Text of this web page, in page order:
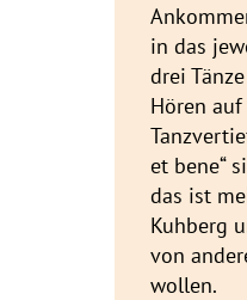
in das
drei
Hören
et bene“
das ist
Kuhberg
von
wollen.